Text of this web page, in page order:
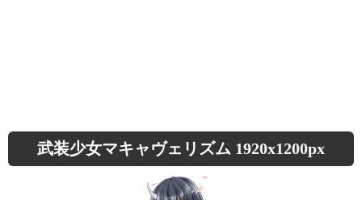
武装少女マキャヴェリズム 1920x1200px